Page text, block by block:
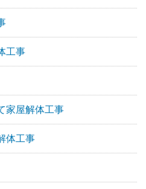
工事
家屋解体工事
体工事